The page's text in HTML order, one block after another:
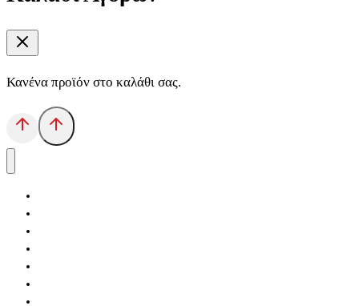
Κανένα προϊόν στο καλάθι σας.